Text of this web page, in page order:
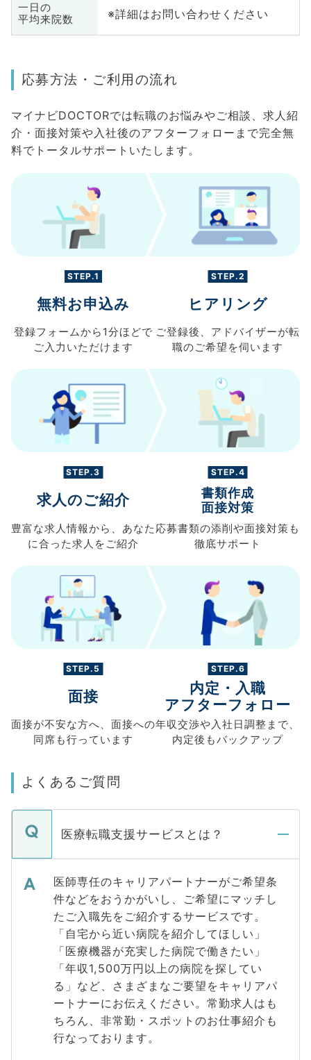
一日の
平均来院数
※詳細はお問い合わせください
応募方法・ご利用の流れ
マイナビDOCTORでは転職のお悩みやご相談、求人紹
介・面接対策や入社後のアフターフォローまで完全無
料でトータルサポートいたします。
STEP.1
無料お申込み
登録フォームから 1分ほどで
ご入力 いただけます
STEP.2
ヒアリング
ご登録後、 アドバイザーが転
職のご希望を伺います
STEP.3
求人のご紹介
豊富な求人情報から、 あなた
に合った求人を ご紹介
STEP.4
書類作成
面接対策
応募書類の添削や面接対策も
徹底サポート
STEP.5
面接
面接が不安な方へ、 面接への
同席も行っています
STEP.6
内定・入職
アフターフォロー
年収交渉や入社日調整まで、
内定後もバックアップ
よくあるご質問
医療転職支援サービスとは？
医師専任のキャリアパートナーがご希望条
件などをおうかがいし、ご希望にマッチし
たご入職先をご紹介するサービスです。
「自宅から近い病院を紹介してほしい」
「医療機器が充実した病院で働きたい」
「年収1,500万円以上の病院を探してい
る」など、さまざまなご要望をキャリアパ
ートナーにお伝えください。常勤求人はも
ちろん、非常勤・スポットのお仕事紹介も
行なっております。